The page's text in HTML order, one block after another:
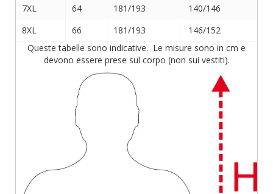
7XL
64 181/193
140/146
8XL
66 181/193
146/152
Queste tabelle sono indicative. Le misure sono in cm e
devono essere prese sul corpo (non sui vestiti).